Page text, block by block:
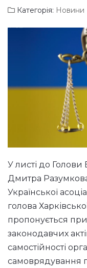
Категорія: Новини
У листі до Голови
Дмитра
Української
голова
пропонується
законодавчих
самостійності
самоврядування